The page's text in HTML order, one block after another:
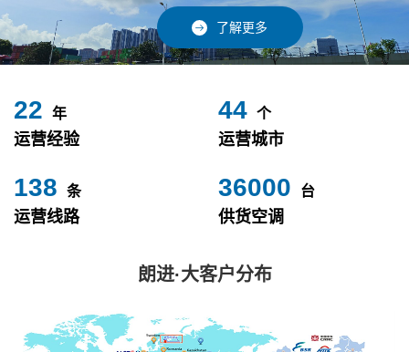
了解更多
24 年
运营经验
49 个
运营城市
153 条
运营线路
40000 台
供货空调
朗进·大客户分布